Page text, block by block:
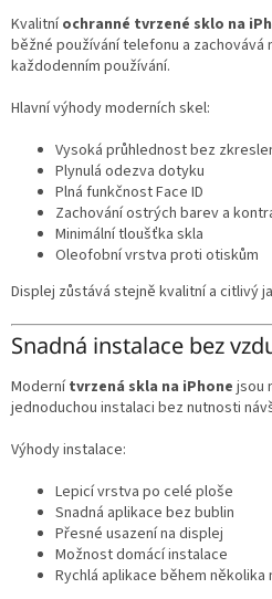
Kvalitníochranné tvrzené sklo na
běžné používání telefonu a zachovává
každodenním používání.
Hlavní výhody moderních skel:
Vysoká průhlednost bez
Plynulá odezva dotyku
Plná funkčnost Face ID
Zachování ostrých barev a
Minimální tloušťka skla
Oleofobní vrstva proti otiskům
Displej zůstává stejně kvalitní a citlivý
Snadná instalace bez
Modernítvrzená skla na iPhone jsou
jednoduchou instalaci bez nutnosti
Výhody instalace:
Lepicí vrstva po celé ploše
Snadná aplikace bez bublin
Přesné usazení na displej
Možnost domácí instalace
Rychlá aplikace během několika